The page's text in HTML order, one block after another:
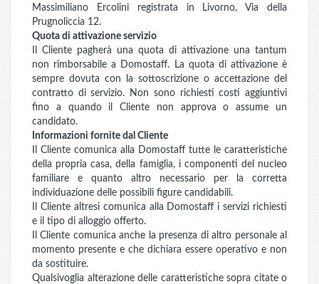
Massimiliano Ercolini registrata in Livorno, Via della
Prugnoliccia 12.
Quota di attivazione servizio
Il Cliente pagherà una quota di attivazione una tantum
non rimborsabile a Domostaff. La quota di attivazione è
sempre dovuta con la sottoscrizione o accettazione del
contratto di servizio. Non sono richiesti costi aggiuntivi
fino a quando il Cliente non approva o assume un
candidato.
Informazioni fornite dal Cliente
Il Cliente comunica alla Domostaff tutte le caratteristiche
della propria casa, della famiglia, i componenti del nucleo
familiare e quanto altro necessario per la corretta
individuazione delle possibili figure candidabili.
Il Cliente altresi comunica alla Domostaff i servizi richiesti
e il tipo di alloggio offerto.
Il Cliente comunica anche la presenza di altro personale al
momento presente e che dichiara essere operativo e non
da sostituire.
Qualsivoglia alterazione delle caratteristiche sopra citate o